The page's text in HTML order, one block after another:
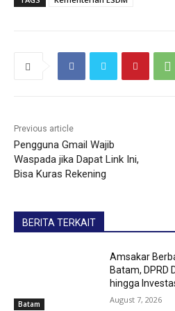
Previous article
Pengguna Gmail Wajib
Waspada jika Dapat Link Ini,
Bisa Kuras Rekening
BERITA TERKAIT
Batam
Amsakar
Batam, DPRD
hingga
August 7, 2026